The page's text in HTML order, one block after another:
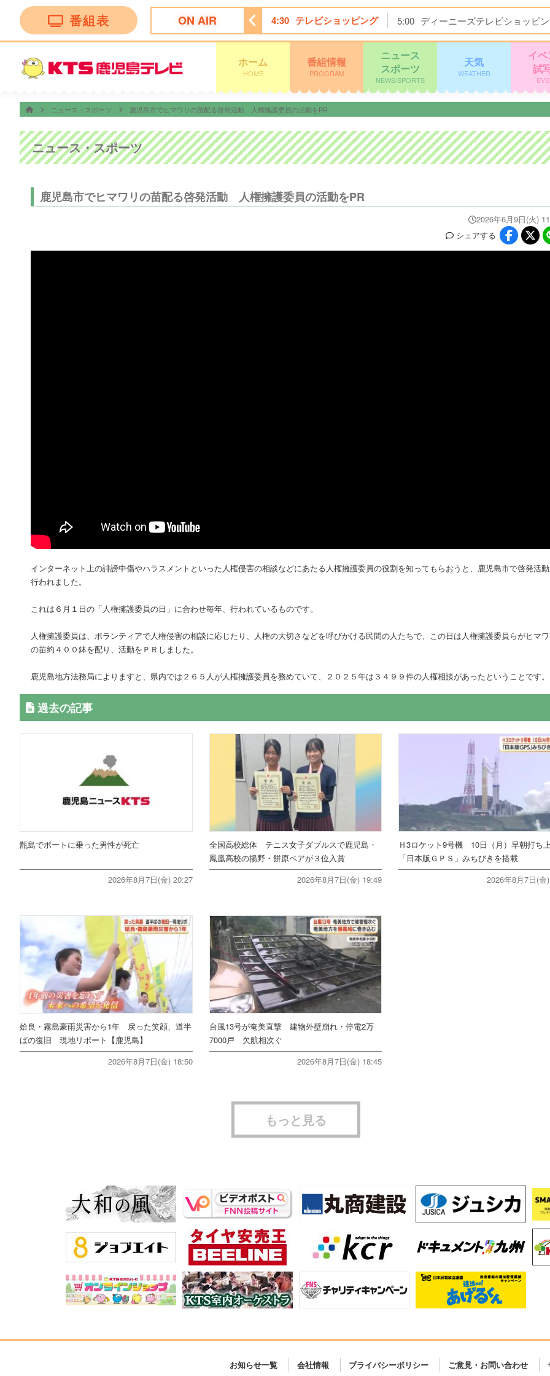
番組表 ON AIR
3:52 オープニング テレビショッピング 4:30 テレビショッピング 5:00 ディーニーズテレビショッピ
ホーム
HOME
番組情報
PROGRAM
ニュース
スポーツ
NEWS/SPORTS
天気
WEATHER
イ
試
ニュース・スポーツ 鹿児島市でヒマワリの苗配る啓発活動 人権擁護委員の活動をPR
ニュース・スポーツ
鹿児島市でヒマワリの苗配る啓発活動 人権擁護委員の活動をPR
2026年6月9日(火)
シェアする
インターネット上の誹謗中傷やハラスメントといった人権侵害の相談などにあたる人権擁護委員の役割を知ってもらおうと、鹿児島市で啓発活
行われました。
これは６月１日の「人権擁護委員の日」に合わせ毎年、行われているものです。
人権擁護委員は、ボランティアで人権侵害の相談に応じたり、人権の大切さなどを呼びかける民間の人たちで、この日は人権擁護委員らがヒマ
の苗約４００鉢を配り、活動をＰＲしました。
鹿児島地方法務局によりますと、県内では２６５人が人権擁護委員を務めていて、２０２５年は３４９９件の人権相談があったということです。
過去の記事
甑島でボートに乗った男性が死亡
2026年8月7日(金) 20:27
全国高校総体 テニス女子ダブルスで鹿児島・
鳳凰高校の揚野・餅原ペアが３位入賞
2026年8月7日(金) 19:49
Ｈ3ロケット9号機 10日（月）早朝打
「日本版ＧＰＳ」みちびきを搭載
2026年8月7日(金
姶良・霧島豪雨災害から1年 戻った笑顔、道半
ばの復旧 現地リポート【鹿児島】
2026年8月7日(金) 18:50
台風13号が奄美直撃 建物外壁崩れ・停電2万
7000戸 欠航相次ぐ
2026年8月7日(金) 18:45
もっと見る
お知らせ一覧 会社情報 プライバシーポリシー ご意見・お問い合わせ